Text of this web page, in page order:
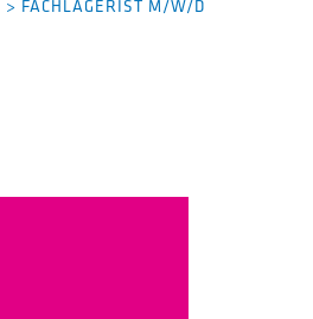
> FACHLAGERIST M/W/D